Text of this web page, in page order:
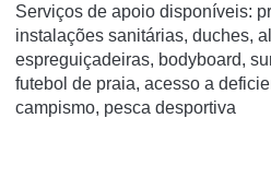
Serviços de apoio disponíveis:
instalações sanitárias, duches,
espreguiçadeiras, bodyboard,
futebol de praia, acesso a
campismo, pesca desportiva